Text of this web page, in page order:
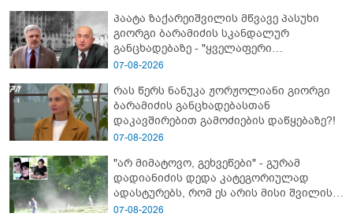
პაატა ზაქარეიშვილის მწვავე პასუხი
გიორგი ბარამიძის სკანდალურ
განცხადებაზე - "ყველაფერი
დეტალურად ვიცი... კამანში მოკლული
ბარამიძე კი ტყუის"
07-08-2026
რას წერს ნანუკა ჟორჟოლიანი გიორგი
ბარამიძის განცხადებასთან
დაკავშირებით გამოძიების დაწყებაზე?!
07-08-2026
"არ მიმატოვო, გეხვეწები" - გუ­რა­მ
დადიანიძის დედა კა­ტე­გო­რი­უ­ლად
ადას­ტუ­რებს, რომ ეს არის მისი შვი­ლის
ხმა
07-08-2026